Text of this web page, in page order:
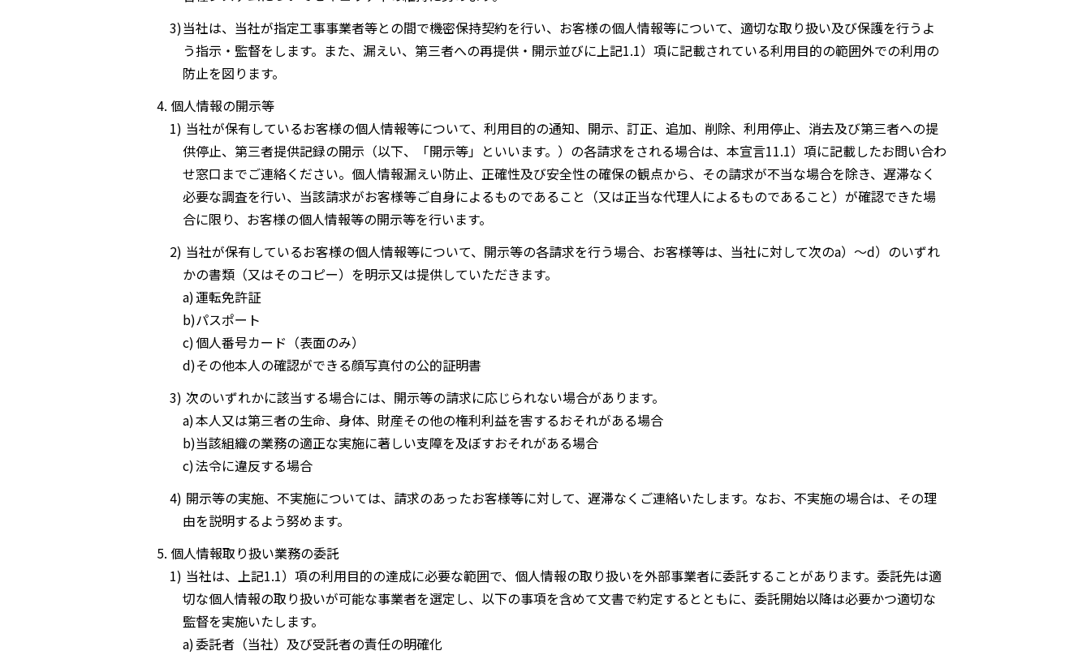
当社は、当社が指定工事事業者等との間で機密保持契約を行い、お客様の個人情報等について、適切な取り扱い及び保護を行うよ
う指示・監督をします。また、漏えい、第三者への再提供・開示並びに上記1.1）項に記載されている利用目的の範囲外での利用の
防止を図ります。
個人情報の開示等
当社が保有しているお客様の個人情報等について、利用目的の通知、開示、訂正、追加、削除、利用停止、消去及び第三者への提
供停止、第三者提供記録の開示（以下、「開示等」といいます。）の各請求をされる場合は、本宣言11.1）項に記載したお問い合わ
せ窓口までご連絡ください。個人情報漏えい防止、正確性及び安全性の確保の観点から、その請求が不当な場合を除き、遅滞なく
必要な調査を行い、当該請求がお客様等ご自身によるものであること（又は正当な代理人によるものであること）が確認できた場
合に限り、お客様の個人情報等の開示等を行います。
当社が保有しているお客様の個人情報等について、開示等の各請求を行う場合、お客様等は、当社に対して次のa）～d）のいずれ
かの書類（又はそのコピー）を明示又は提供していただきます。
運転免許証
パスポート
個人番号カード（表面のみ）
その他本人の確認ができる顔写真付の公的証明書
次のいずれかに該当する場合には、開示等の請求に応じられない場合があります。
本人又は第三者の生命、身体、財産その他の権利利益を害するおそれがある場合
当該組織の業務の適正な実施に著しい支障を及ぼすおそれがある場合
法令に違反する場合
開示等の実施、不実施については、請求のあったお客様等に対して、遅滞なくご連絡いたします。なお、不実施の場合は、その理
由を説明するよう努めます。
個人情報取り扱い業務の委託
当社は、上記1.1）項の利用目的の達成に必要な範囲で、個人情報の取り扱いを外部事業者に委託することがあります。委託先は適
切な個人情報の取り扱いが可能な事業者を選定し、以下の事項を含めて文書で約定するとともに、委託開始以降は必要かつ適切な
監督を実施いたします。
委託者（当社）及び受託者の責任の明確化